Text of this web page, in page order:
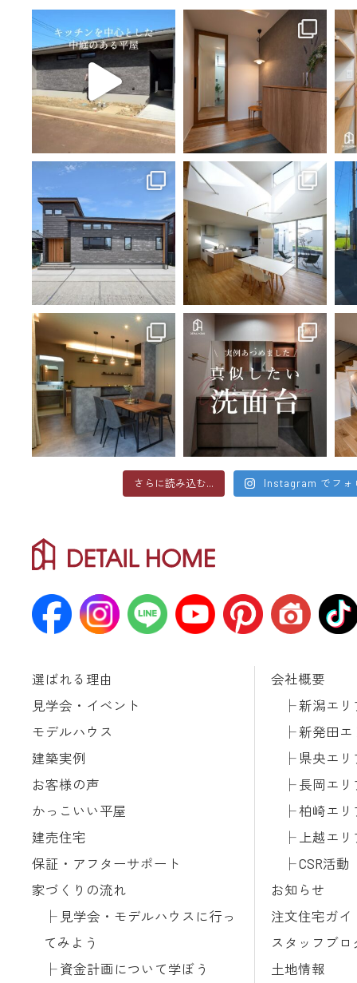
さらに読み込む... Instagram でフォ
選ばれる理由
見学会・イベント
モデルハウス
建築実例
お客様の声
かっこいい平屋
建売住宅
保証・アフターサポート
家づくりの流れ
見学会・モデルハウスに行っ
てみよう
資金計画について学ぼう
会社概要
新潟エリ
新発田エ
県央エリ
長岡エリ
柏崎エリ
上越エリ
CSR活動
お知らせ
注文住宅ガイ
スタッフブロ
土地情報